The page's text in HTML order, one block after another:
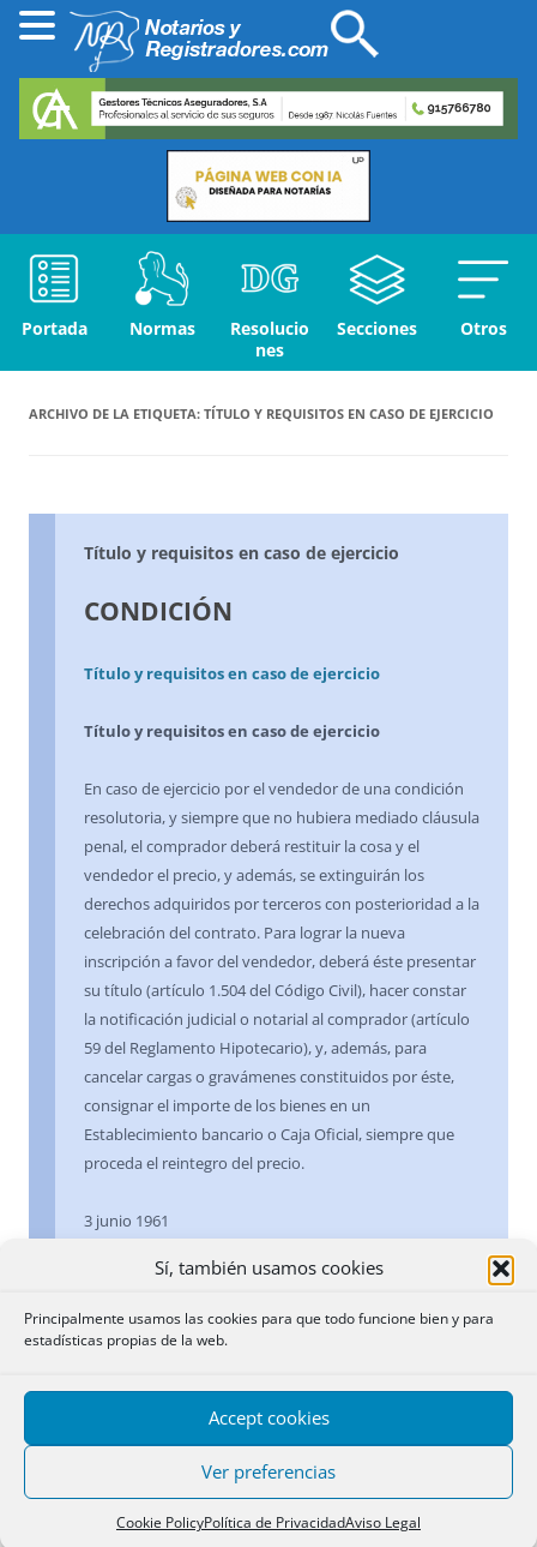
Sí, también usamos cookies
Principalmente usamos las cookies para que todo funcione bien y para
estadísticas propias de la web.
Accept cookies
Ver preferencias
Cookie PolicyPolítica de PrivacidadAviso Legal
Portada Normas
Resolucio
nes
Secciones Otros
ARCHIVO DE LA ETIQUETA: TÍTULO Y REQUISITOS EN CASO DE EJERCICIO
Título y requisitos en caso de ejercicio
CONDICIÓN
Título y requisitos en caso de ejercicio
Título y requisitos en caso de ejercicio
En caso de ejercicio por el vendedor de una condición
resolutoria, y siempre que no hubiera mediado cláusula
penal, el comprador deberá restituir la cosa y el
vendedor el precio, y además, se extinguirán los
derechos adquiridos por terceros con posterioridad a la
celebración del contrato. Para lograr la nueva
inscripción a favor del vendedor, deberá éste presentar
su título (artículo 1.504 del Código Civil), hacer constar
la notificación judicial o notarial al comprador (artículo
59 del Reglamento Hipotecario), y, además, para
cancelar cargas o gravámenes constituidos por éste,
consignar el importe de los bienes en un
Establecimiento bancario o Caja Oficial, siempre que
proceda el reintegro del precio.
3 junio 1961
Título y requisitos en caso de ejercicio.- No se
Código Civil y 59 y 175.6º, del Reglamento Hipotecario,
inscripción a favor del comprador la que tenga
forzosamente que ser presentada para poder obtener
su reinscripción el vendedor.